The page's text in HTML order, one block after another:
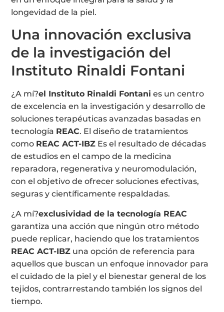
longevidad de la piel.
Una innovación exclusiva
de la investigación del
Instituto Rinaldi Fontani
¿A mí?el Instituto Rinaldi Fontani es un centro
de excelencia en la investigación y desarrollo de
soluciones terapéuticas avanzadas basadas en
tecnología REAC. El diseño de tratamientos
como REAC ACT-IBZ Es el resultado de décadas
de estudios en el campo de la medicina
reparadora, regenerativa y neuromodulación,
con el objetivo de ofrecer soluciones efectivas,
seguras y científicamente respaldadas.
¿A mí?exclusividad de la tecnología REAC
garantiza una acción que ningún otro método
puede replicar, haciendo que los tratamientos
REAC ACT-IBZ una opción de referencia para
aquellos que buscan un enfoque innovador para
el cuidado de la piel y el bienestar general de los
tejidos, contrarrestando también los signos del
tiempo.